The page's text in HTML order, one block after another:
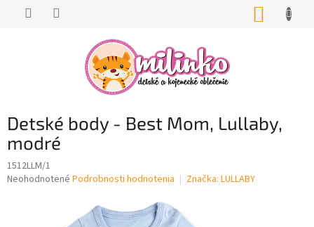
Detské body - Best Mom, Lullaby,
modré
1512LLM/1
Priemerné
Neohodnotené Podrobnosti hodnotenia Značka: LULLABY